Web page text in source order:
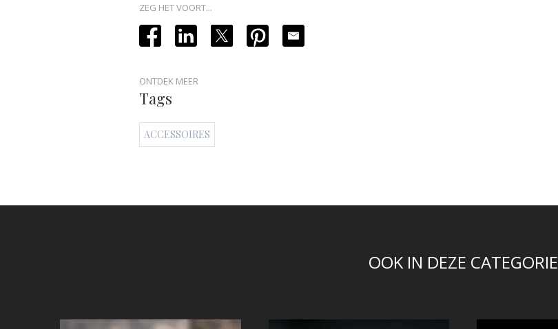
ZEG HET VOORT...
ONTDEK MEER
Tags
ACCESSOIRES
OOK IN DEZE CATEGORIE